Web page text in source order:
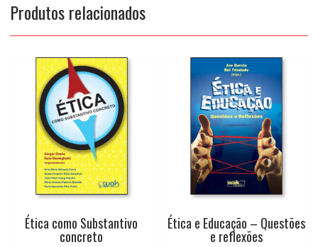
Produtos relacionados
Ética como Substantivo
concreto
Ética e Educação – Questões
e reflexões